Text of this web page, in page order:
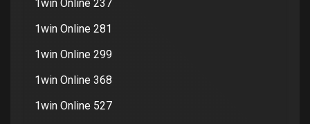
1win Online 237
1win Online 281
1win Online 299
1win Online 368
1win Online 527